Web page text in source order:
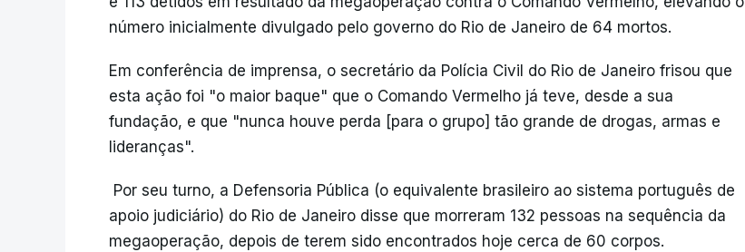
número inicialmente divulgado pelo governo do Rio de Janeiro de 64 mortos.
Em conferência de imprensa, o secretário da Polícia Civil do Rio de Janeiro frisou que
esta ação foi "o maior baque" que o Comando Vermelho já teve, desde a sua
fundação, e que "nunca houve perda [para o grupo] tão grande de drogas, armas e
lideranças".
Por seu turno, a Defensoria Pública (o equivalente brasileiro ao sistema português de
apoio judiciário) do Rio de Janeiro disse que morreram 132 pessoas na sequência da
megaoperação, depois de terem sido encontrados hoje cerca de 60 corpos.